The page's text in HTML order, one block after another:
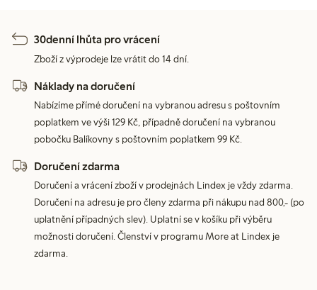
30denní lhůta pro vrácení
Zboží z výprodeje lze vrátit do 14 dní.
Náklady na doručení
Nabízíme přímé doručení na vybranou adresu s poštovním
poplatkem ve výši 129 Kč, případně doručení na vybranou
pobočku Balíkovny s poštovním poplatkem 99 Kč.
Doručení zdarma
Doručení a vrácení zboží v prodejnách Lindex je vždy zdarma.
Doručení na adresu je pro členy zdarma při nákupu nad 800,- (po
uplatnění případných slev). Uplatní se v košíku při výběru
možnosti doručení. Členství v programu More at Lindex je
zdarma.